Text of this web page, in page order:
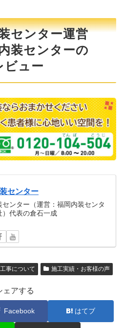
センター運営
装センターの
ビュー
センター
センター（運営：福岡内装センタ
）代表の倉石一成
事について 施工実績・お客様の声
ェアする
Facebook はてブ